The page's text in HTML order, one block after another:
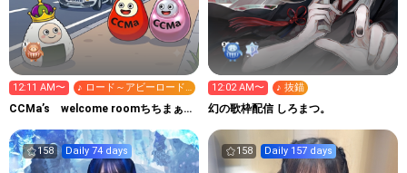
12:11 AM〜
♪ ロード～アビーロード
スタジオ・ロンドン2018
CCMa’s welcome roomちちまぁの
12:02 AM〜 ♪ 抜錨
幻の歌枠配信 しろまつ。
158 Daily 74 days 158 Daily 157 days